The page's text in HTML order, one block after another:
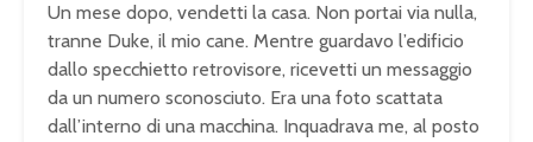
Un mese dopo, vendetti la casa. Non portai via nulla,
tranne Duke, il mio cane. Mentre guardavo l’edificio
dallo specchietto retrovisore, ricevetti un messaggio
da un numero sconosciuto. Era una foto scattata
dall’interno di una macchina. Inquadrava me, al posto